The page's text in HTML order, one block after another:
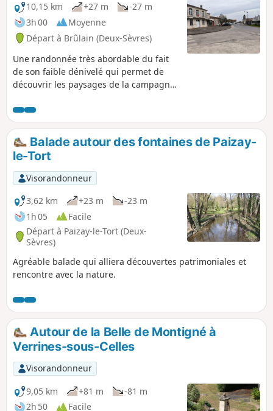
10,15 km
+27 m
-27 m
3h 00
Moyenne
Départ à Brûlain (Deux-Sèvres)
Une randonnée très abordable du fait
de son faible dénivelé qui permet de
découvrir les paysages de la campagne
aussi l'occasion d'apercevoir de beaux
exemples du bâti traditionnel.
Balade autour des fontaines de Paizay-
le-Tort
Visorandonneur
3,62 km
+23 m
-23 m
1h 05
Facile
Départ à Paizay-le-Tort (Deux-
Sèvres)
Agréable balade qui alliera découvertes patrimoniales et
rencontre avec la nature.
Autour de la Belle de Montigné à
Verrines-sous-Celles
Visorandonneur
9,05 km
+81 m
-81 m
2h 50
Facile